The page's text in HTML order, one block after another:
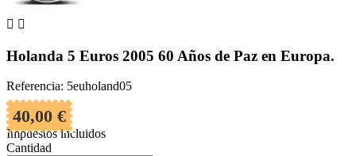
 
Holanda 5 Euros 2005 60 Años de Paz en Europa.
Referencia: 5euholand05
40,00 €
Impuestos incluidos
Cantidad